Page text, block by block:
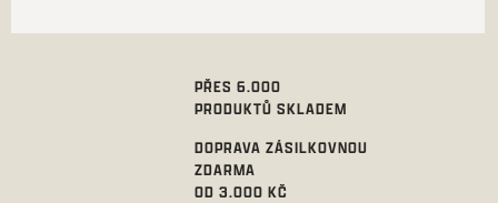
PŘES 6.000
PRODUKTŮ SKLADEM
DOPRAVA ZÁSILKOVNOU
ZDARMA
OD 3.000 KČ